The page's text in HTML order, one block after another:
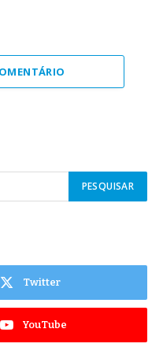
Twitter
YouTube